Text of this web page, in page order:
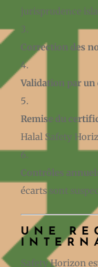
jurisprudence
Correction des
Validation par un
Remise du
Halal Safety
Contrôles
écarts sont
UNE
Safety Horizon